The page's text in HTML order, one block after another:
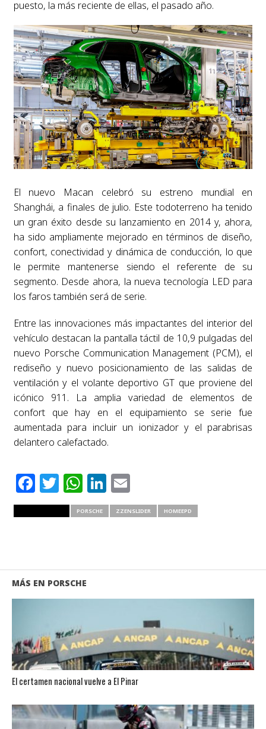
puesto, la más reciente de ellas, el pasado año.
El nuevo Macan celebró su estreno mundial en
Shanghái, a finales de julio. Este todoterreno ha tenido
un gran éxito desde su lanzamiento en 2014 y, ahora,
ha sido ampliamente mejorado en términos de diseño,
confort, conectividad y dinámica de conducción, lo que
le permite mantenerse siendo el referente de su
segmento. Desde ahora, la nueva tecnología LED para
los faros también será de serie.
Entre las innovaciones más impactantes del interior del
vehículo destacan la pantalla táctil de 10,9 pulgadas del
nuevo Porsche Communication Management (PCM), el
rediseño y nuevo posicionamiento de las salidas de
ventilación y el volante deportivo GT que proviene del
icónico 911. La amplia variedad de elementos de
confort que hay en el equipamiento se serie fue
aumentada para incluir un ionizador y el parabrisas
delantero calefactado.
Facebook
Twitter
WhatsApp
LinkedIn
Email
PORSCHE ZZENSLIDER HOMEEPD
MÁS EN PORSCHE
El certamen nacional vuelve a El Pinar